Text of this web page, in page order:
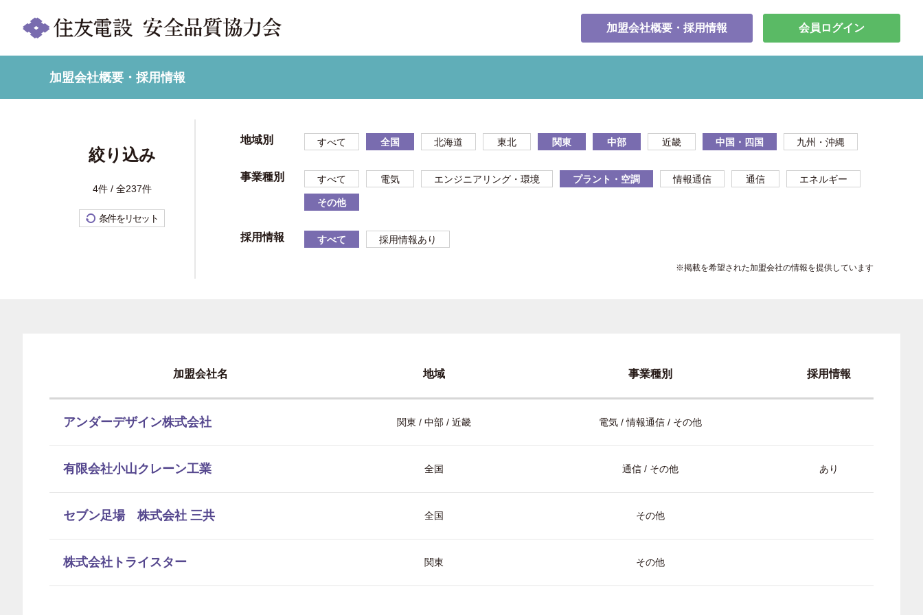
加盟会社概要・採用情報 会員ログイン
加盟会社概要・採用情報
絞り込み
4件 / 全237件
条件をリセット
地域別 すべて 全国 北海道 東北 関東 中部 近畿 中国・四国 九州・沖縄
事業種別 すべて 電気 エンジニアリング・環境 プラント・空調 情報通信 通信 エネルギー
その他
採用情報 すべて 採用情報あり
※掲載を希望された加盟会社の情報を提供しています
加盟会社名 地域 事業種別 採用情報
アンダーデザイン株式会社 関東 / 中部 / 近畿 電気 / 情報通信 / その他
有限会社小山クレーン工業 全国 通信 / その他 あり
セブン足場 株式会社 三共 全国 その他
株式会社トライスター 関東 その他